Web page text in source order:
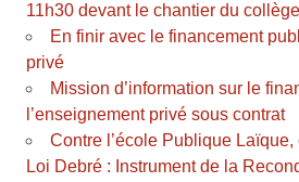
11h30 devant le chantier du
En finir avec le financement
privé
Mission d’information sur le
l’enseignement privé sous contrat
Contre l’école Publique
Loi Debré : Instrument de la